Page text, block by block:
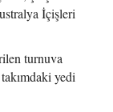
İçişleri
turnuva
takımdaki yedi